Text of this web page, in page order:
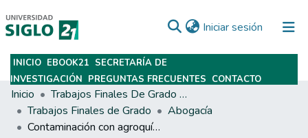
Iniciar sesión (current)
Subir
INICIO EBOOK21 SECRETARÍA DE
INVESTIGACIÓN PREGUNTAS FRECUENTES CONTACTO
Inicio
Trabajos Finales De Grado Y Posgrado
Trabajos Finales de Grado
Abogacía
Contaminación con agroquímicos: Interacción del derecho ambiental con el art. 55 de la ley 24.051.